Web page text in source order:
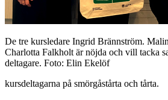
De tre kursledare Ingrid Brännström.
Charlotta Falkholt är nöjda och vill tacka
deltagare. Foto: Elin Ekelöf
kursdeltagarna på smörgåstårta och tårta.